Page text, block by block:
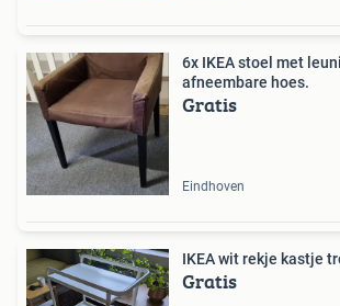
6x IKEA stoel met
afneembare hoes.
Gratis
Eindhoven
IKEA wit rekje kastje
Gratis